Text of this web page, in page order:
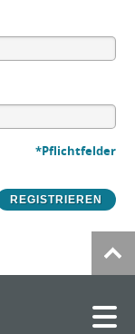
*Pflichtfelder